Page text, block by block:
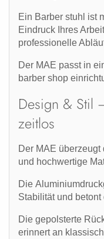
Ein Barber stuhl ist
Eindruck Ihres
professionelle
Der MAE passt in
barber shop
Design & Stil
zeitlos
Der MAE
und hochwertige
Die
Stabilität und
Die gepolsterte
erinnert an